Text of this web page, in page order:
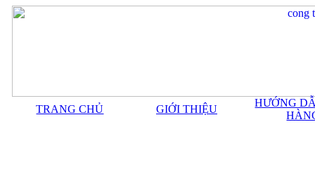
TRANG CHỦ GIỚI THIỆU
HƯỚNG